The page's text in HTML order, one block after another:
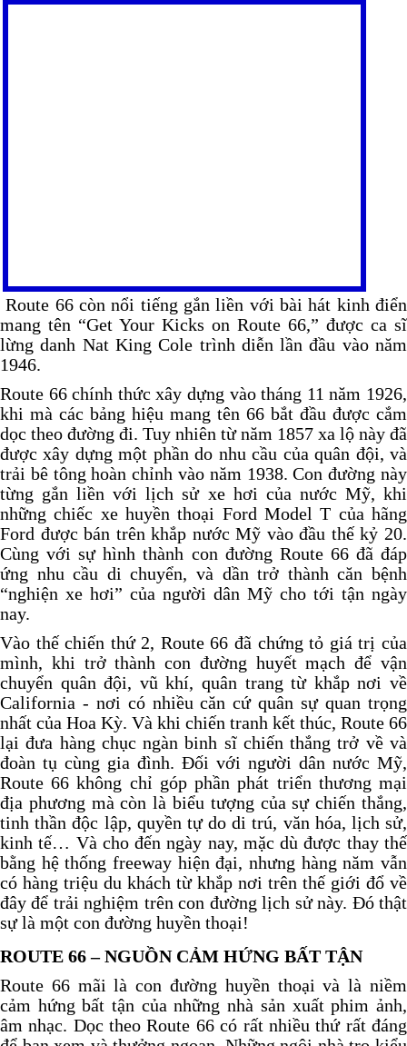
Route 66 còn nổi tiếng gắn liền với bài hát kinh điển
mang tên “Get Your Kicks on Route 66,” được ca sĩ
lừng danh Nat King Cole trình diễn lần đầu vào năm
1946.
Route 66 chính thức xây dựng vào tháng 11 năm 1926,
khi mà các bảng hiệu mang tên 66 bắt đầu được cắm
dọc theo đường đi. Tuy nhiên từ năm 1857 xa lộ này đã
được xây dựng một phần do nhu cầu của quân đội, và
trải bê tông hoàn chỉnh vào năm 1938. Con đường này
từng gắn liền với lịch sử xe hơi của nước Mỹ, khi
những chiếc xe huyền thoại Ford Model T của hãng
Ford được bán trên khắp nước Mỹ vào đầu thế kỷ 20.
Cùng với sự hình thành con đường Route 66 đã đáp
ứng nhu cầu di chuyển, và dần trở thành căn bệnh
“nghiện xe hơi” của người dân Mỹ cho tới tận ngày
nay.
Vào thế chiến thứ 2, Route 66 đã chứng tỏ giá trị của
mình, khi trở thành con đường huyết mạch để vận
chuyển quân đội, vũ khí, quân trang từ khắp nơi về
California - nơi có nhiều căn cứ quân sự quan trọng
nhất của Hoa Kỳ. Và khi chiến tranh kết thúc, Route 66
lại đưa hàng chục ngàn binh sĩ chiến thắng trở về và
đoàn tụ cùng gia đình. Đối với người dân nước Mỹ,
Route 66 không chỉ góp phần phát triển thương mại
địa phương mà còn là biểu tượng của sự chiến thắng,
tinh thần độc lập, quyền tự do di trú, văn hóa, lịch sử,
kinh tế… Và cho đến ngày nay, mặc dù được thay thế
bằng hệ thống freeway hiện đại, nhưng hàng năm vẫn
có hàng triệu du khách từ khắp nơi trên thế giới đổ về
đây để trải nghiệm trên con đường lịch sử này. Đó thật
sự là một con đường huyền thoại!
ROUTE 66 – NGUỒN CẢM HỨNG BẤT TẬN
Route 66 mãi là con đường huyền thoại và là niềm
cảm hứng bất tận của những nhà sản xuất phim ảnh,
âm nhạc. Dọc theo Route 66 có rất nhiều thứ rất đáng